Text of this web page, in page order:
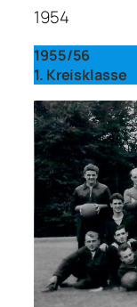
1954
1955/56
1. Kreisklasse